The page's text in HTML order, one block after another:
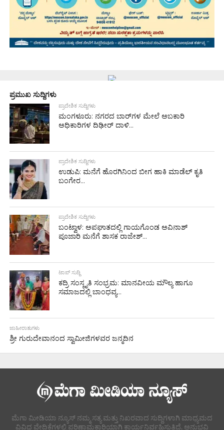
ಪ್ರಮುಖ ಸುದ್ದಿಗಳು
ಪ್ರಾದೇಶಿಕ ಸುದ್ದಿಗಳು
ಮಂಗಳೂರು: ನಗರದ ಬಾರ್‌ಗಳ ಮೇಲೆ ಅಬಕಾರಿ
ಅಧಿಕಾರಿಗಳ ದಿಢೀರ್ ದಾಳಿ...
ಪ್ರಾದೇಶಿಕ ಸುದ್ದಿಗಳು
ಉಡುಪಿ: ಮನೆಗೆ ಹೊರಗಿನಿಂದ ಬೀಗ ಹಾಕಿ ಮಾಡೆಲ್ ಕೃತಿ
ಬಂಗೇರ...
ಪ್ರಾದೇಶಿಕ ಸುದ್ದಿಗಳು
ಬಂಟ್ವಾಳ: ಅಪಘಾತದಲ್ಲಿ ಗಾಯಗೊಂಡ ಅವಿನಾಶ್
ಪೂಜಾರಿ ಮನೆಗೆ ಶಾಸಕ ರಾಜೇಶ್...
ಟಾಪ್ ಸುದ್ದಿ
ಕದ್ರಿ ಸಂಸ್ಕೃತಿ ಸಂಭ್ರಮ: ಮಾನವೀಯ ಮೌಲ್ಯ ಹಾಗೂ
ಸಮಾಜದಲ್ಲಿ ಬಾಂಧವ್ಯ...
ಜಾಹೀರಾತುಗಳು
ಶ್ರೀ ಗುರುದೇವಾನಂದ ಸ್ವಾಮೀಜಿಗಳವರ ಜನ್ಮದಿನ
ಮೆಗಾ ಮೀಡಿಯಾ ನ್ಯೂಸ್ ನಮ್ಮ ಸತ್ಯ ಮತ್ತು ನಿಖರವಾದ ಸುದ್ದಿಗಳಾಗಿ ಮಾಧ್ಯಮದ
ವಿವಿಧ ವೇದಿಕೆಗಳಲ್ಲಿ ಪರಿಣಾಮಕಾರಿಯಾಗಿ ಕಾರ್ಯನಿರ್ವಹಿಸುತ್ತಿದೆ. ಅನುಭವಿ